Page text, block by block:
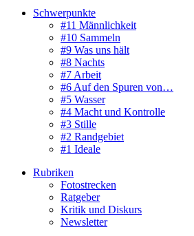
Schwerpunkte
#11 Männlichkeit
#10 Sammeln
#9 Was uns hält
#8 Nachts
#7 Arbeit
#6 Auf den Spuren von…
#5 Wasser
#4 Macht und Kontrolle
#3 Stille
#2 Randgebiet
#1 Ideale
Rubriken
Fotostrecken
Ratgeber
Kritik und Diskurs
Newsletter